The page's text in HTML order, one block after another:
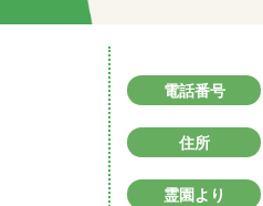
電話番号
住所
霊園より